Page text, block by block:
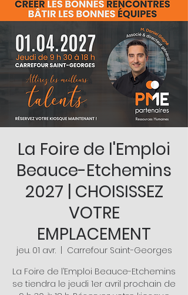
La Foire de l'Emploi
Beauce-Etchemins
2027 | CHOISISSEZ
VOTRE
EMPLACEMENT
jeu. 01 avr.
  |
Carrefour Saint-Georges
La Foire de l’Emploi Beauce-Etchemins
se tiendra le jeudi 1er avril prochain de